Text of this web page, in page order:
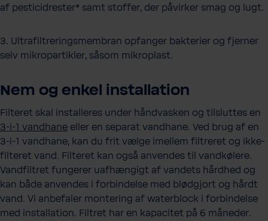
af pesticidrester* samt stoffer, der påvirker smag og lugt.
3. Ultrafiltreringsmembran opfanger bakterier og fjerner
selv mikropartikler, såsom mikroplast.
Nem og enkel installation
Filteret skal installeres under håndvasken og tilsluttes en
3-i-1 vandhane eller en separat vandhane. Ved brug af en
3-i-1 vandhane, kan du frit vælge imellem filtreret og ikke-
filteret vand. Filteret kan også anvendes til vandkølere.
Vandfiltret fungerer uafhængigt af vandets hårdhed og
kan både anvendes i forbindelse med blødgjort og hårdt
vand. Vi anbefaler montering af waterblock i forbindelse
med installation. Filtret har en kapacitet på 6 måneder.